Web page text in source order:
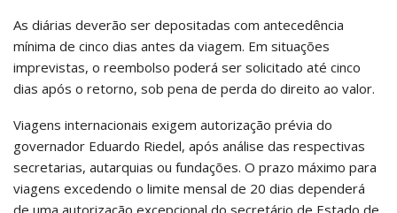
As diárias deverão ser depositadas com antecedência
mínima de cinco dias antes da viagem. Em situações
imprevistas, o reembolso poderá ser solicitado até cinco
dias após o retorno, sob pena de perda do direito ao valor.
Viagens internacionais exigem autorização prévia do
governador Eduardo Riedel, após análise das respectivas
secretarias, autarquias ou fundações. O prazo máximo para
viagens excedendo o limite mensal de 20 dias dependerá